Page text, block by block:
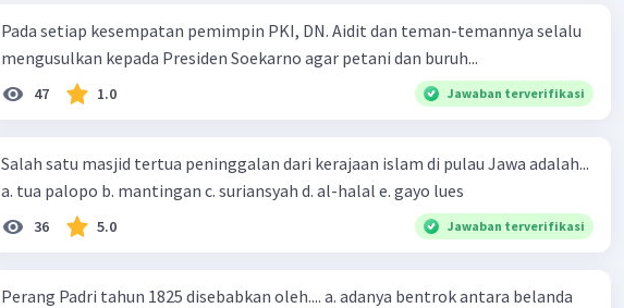
Pada setiap kesempatan pemimpin PKI, DN. Aidit dan teman-temannya selalu
mengusulkan kepada Presiden Soekarno agar petani dan buruh...
47 1.0 Jawaban terverifikasi
Salah satu masjid tertua peninggalan dari kerajaan islam di pulau Jawa adalah...
a. tua palopo b. mantingan c. suriansyah d. al-halal e. gayo lues
36 5.0 Jawaban terverifikasi
Perang Padri tahun 1825 disebabkan oleh.... a. adanya bentrok antara belanda